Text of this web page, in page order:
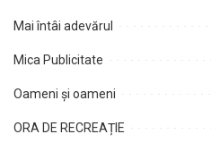
Mai întâi adevărul
Mica Publicitate
Oameni şi oameni
ORA DE RECREAȚIE